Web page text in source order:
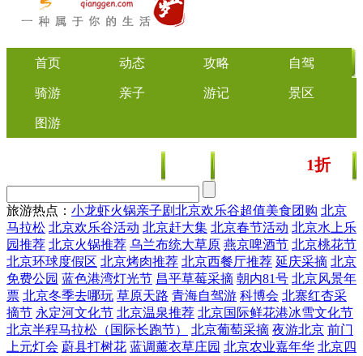
首页 动态 攻略 自驾
骑游 亲子 游记 景区
图游
1折起
旅游热点： 小龙虾火锅亲子剧北京欢乐谷超值美食团购 北京
马拉松 北京欢乐谷活动 北京赶大集 北京春节活动 北京水上乐
园推荐 北京火锅推荐 乌兰布统大草原 燕京啤酒节 北京桃花节
北京环球度假区 北京烤肉推荐 北京西餐厅推荐 延庆采摘 北京
免费公园 蓝色港湾灯光节 昌平草莓采摘 朝内81号 北京风景年
票 北京冬季去哪玩 草原天路 青海自驾游 科博会 北寨红杏采
摘节 永定河文化节 北京温泉推荐 北京国际鲜花港冰雪文化节
北京半程马拉松（国际长跑节）
北京葡萄采摘 夜游北京 前门
上元灯会 蔚县打树花 蓝调薰衣草庄园 北京农业嘉年华 北京四